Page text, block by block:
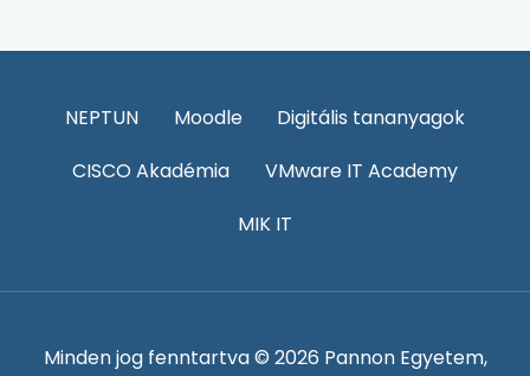
NEPTUN Moodle
Digitális tananyagok
CISCO Akadémia
VMware IT Academy
MIK IT
Minden jog fenntartva © 2026 Pannon Egyetem,